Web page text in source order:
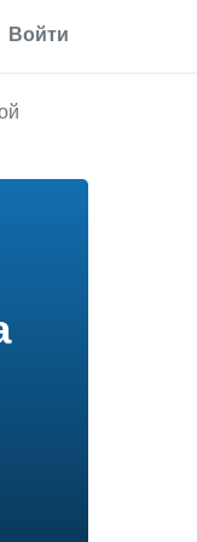
Войти